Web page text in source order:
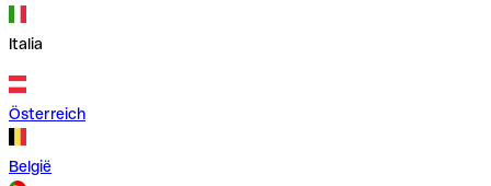
Italia
Österreich
België